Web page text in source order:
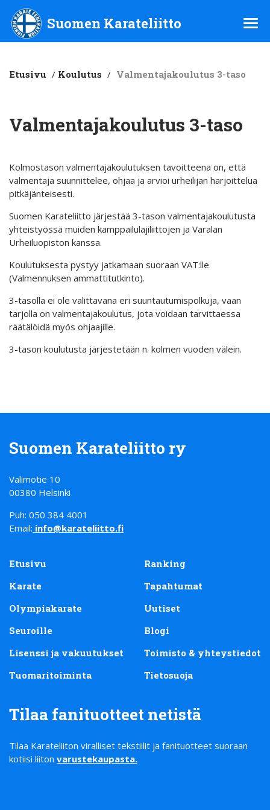
Suomen Karateliitto ry
Suomen Karateliitto
Etusivu / Koulutus / Valmentajakoulutus 3-taso
Valmentajakoulutus 3-taso
Kolmostason valmentajakoulutuksen tavoitteena on, että
valmentaja suunnittelee, ohjaa ja arvioi urheilijan harjoittelua
pitkäjänteisesti.
Suomen Karateliitto järjestää 3-tason valmentajakoulutusta
yhteistyössä muiden kamppailulajiliittojen ja Varalan
Urheiluopiston kanssa.
Koulutuksesta pystyy jatkamaan suoraan VAT:lle
(Valmennuksen ammattitutkinto).
3-tasolla ei ole valittavana eri suuntautumispolkuja, vaan
tarjolla on valmentajakoulutus, jota voidaan tarvittaessa
räätälöidä myös ohjaajille.
3-tason koulutusta järjestetään n. kolmen vuoden välein.
Suomen Karateliitto ry
Valimotie 10
00380 Helsinki
Puh: 050 384 4001
Email: info@karateliitto.fi
Etusivu
Karate
Olympiakarate
Seuroille
Lisenssi ja vakuutukset
Tuomaritoiminta
Ranking
Tapahtumat
Uutiset
Blogi
Toimisto & yhteystiedot
Tietosuoja
Tilaa fanituotteet netistä
Tilaa Karateliiton viralliset tekstiilit ja fanituotteet suoraan
kotiisi liiton varustekaupasta.